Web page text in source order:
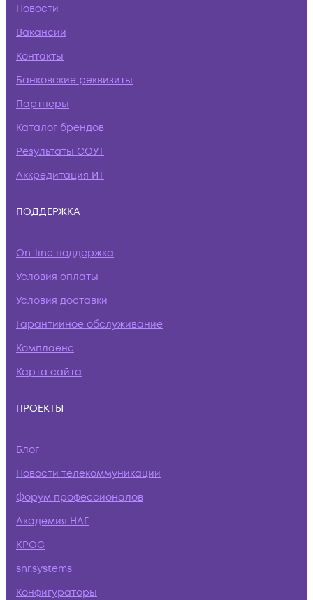
Новости
Вакансии
Контакты
Банковские реквизиты
Партнеры
Каталог брендов
Результаты СОУТ
Аккредитация ИТ
ПОДДЕРЖКА
On-line поддержка
Условия оплаты
Условия доставки
Гарантийное обслуживание
Комплаенс
Карта сайта
ПРОЕКТЫ
Блог
Новости телекоммуникаций
Форум профессионалов
Академия НАГ
КРОС
snr.systems
Конфигураторы